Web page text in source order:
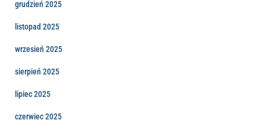
grudzień 2025
listopad 2025
wrzesień 2025
sierpień 2025
lipiec 2025
czerwiec 2025